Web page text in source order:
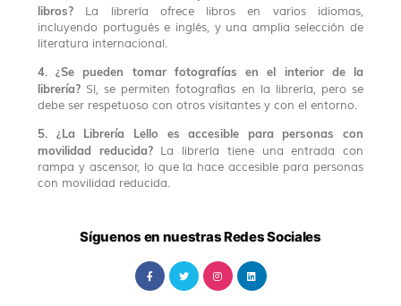
libros? La librería ofrece libros en varios idiomas,
incluyendo portugués e inglés, y una amplia selección de
literatura internacional.
4. ¿Se pueden tomar fotografías en el interior de la
librería? Sí, se permiten fotografías en la librería, pero se
debe ser respetuoso con otros visitantes y con el entorno.
5. ¿La Librería Lello es accesible para personas con
movilidad reducida?La librería tiene una entrada con
rampa y ascensor, lo que la hace accesible para personas
con movilidad reducida.
Síguenos en nuestras Redes Sociales